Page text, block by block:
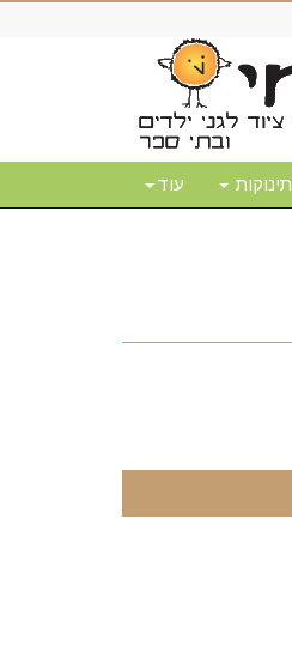
תינוקות עוד